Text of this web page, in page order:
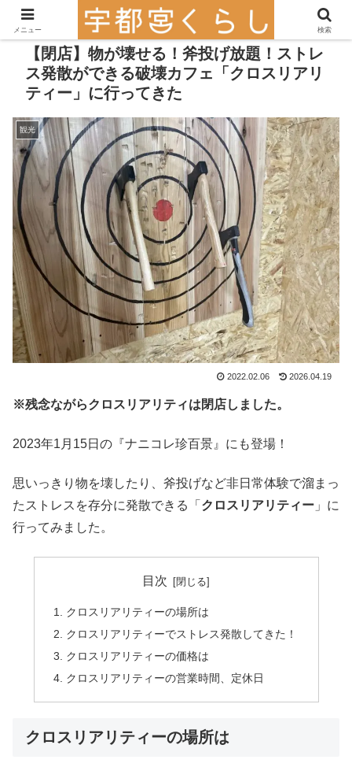
【閉店】物が壊せる！斧投げ放題！ストレ
ス発散ができる破壊カフェ「クロスリアリ
ティー」に行ってきた
観光
2022.02.06 2026.04.19
※残念ながらクロスリアリティは閉店しました。
2023年1月15日の『ナニコレ珍百景』にも登場！
思いっきり物を壊したり、斧投げなど非日常体験で溜まっ
たストレスを存分に発散できる「 クロスリアリティー 」に
行ってみました。
目次
クロスリアリティーの場所は
クロスリアリティーでストレス発散してきた！
クロスリアリティーの価格は
クロスリアリティーの営業時間、定休日
クロスリアリティーの場所は
メニュー 検索